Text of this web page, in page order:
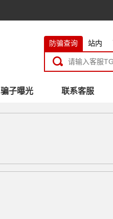
防骗查询 站内
骗子曝光 联系客服